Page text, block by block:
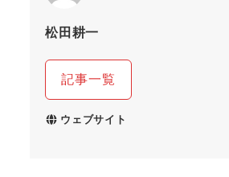
松田耕一
記事一覧
ウェブサイト